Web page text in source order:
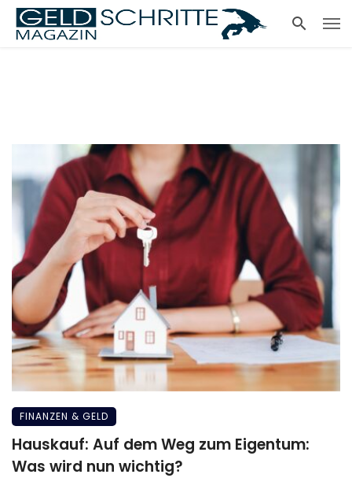
FINANZEN & GELD
Hauskauf: Auf dem Weg zum Eigentum:
Was wird nun wichtig?